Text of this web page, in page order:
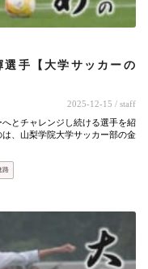
手【大学サッカーの
2025-12-15 / staff
とチャレンジし続ける選手を紹
、山梨学院大学サッカー部の金
路